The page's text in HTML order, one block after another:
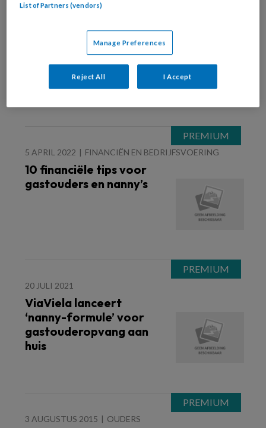
Hetzelfde werk, maar
met meer zekerheid
5 APRIL 2022 FINANCIËN EN BEDRIJFSVOERING
10 financiële tips voor
gastouders en nanny’s
20 JULI 2021
ViaViela lanceert
‘nanny-formule’ voor
gastouderopvang aan
huis
3 AUGUSTUS 2015 OUDERS
List of Partners (vendors)
Manage Preferences
Reject All I Accept